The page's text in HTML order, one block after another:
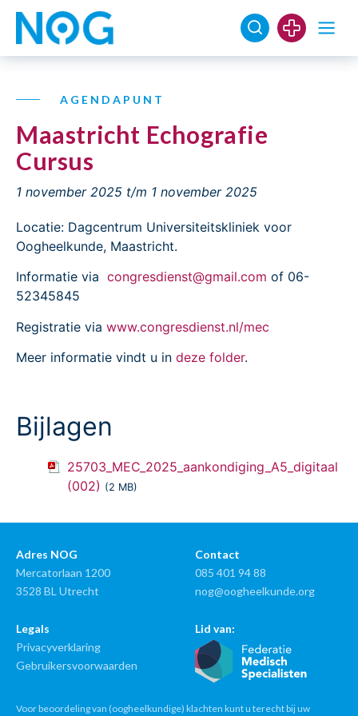
AGENDAPUNT
Maastricht Echografie
Cursus
1 november 2025 t/m 1 november 2025
Locatie: Dagcentrum Universiteitskliniek voor
Oogheelkunde, Maastricht.
Informatie via congresdienst@gmail.com of 06-
52345845
Registratie via www.congresdienst.nl/mec
Meer informatie vindt u in deze folder.
Bijlagen
25703_MEC_2025_aankondiging_A5_digitaal
(002) (2 MB)
Adres NOG
Mercatorlaan 1200
3528 BL Utrecht
Contact
085 401 94 88
nog@oogheelkunde.org
Legals
Privacyverklaring
Gebruikersvoorwaarden
Lid van:
Voor beoordeling van (oogheelkundige) klachten kunt u terecht bij uw